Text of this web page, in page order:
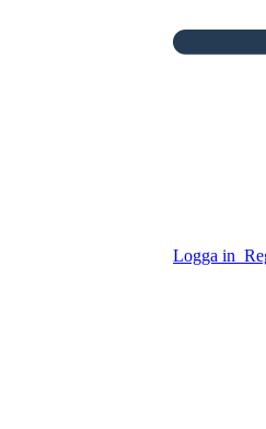
Logga in
Uzun Yol
Çizim
Kopiera
SKAPA EN
SPELA UPP